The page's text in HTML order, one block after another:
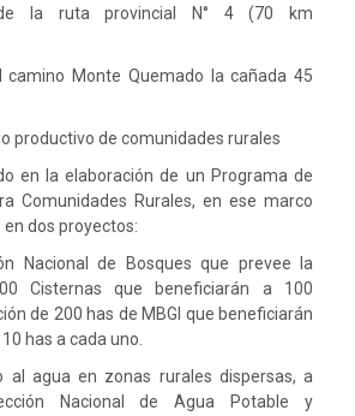
la ruta provincial N° 4 (70 km
camino Monte Quemado la cañada 45
productivo de comunidades rurales
en la elaboración de un Programa de
Comunidades Rurales, en ese marco
dos proyectos:
Nacional de Bosques que prevee la
Cisternas que beneficiarán a 100
de 200 has de MBGI que beneficiarán
has a cada uno.
al agua en zonas rurales dispersas, a
Nacional de Agua Potable y